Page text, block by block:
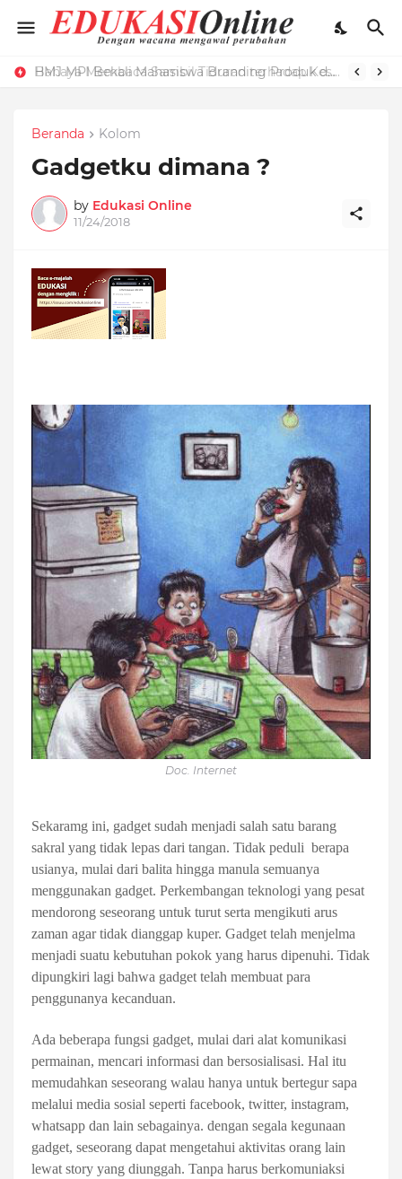
Bahaya Membaca Sambil Tiduran terhadap Kesehatan Mata dan Cara Menghindarinya
HMJ MPI Bekali Mahasiswa Branding Produk dengan Pelatihan Microblog
Beranda Kolom
Gadgetku dimana ?
by Edukasi Online
11/24/2018
Doc. Internet
Sekaramg ini, gadget sudah menjadi salah satu barang
sakral yang tidak lepas dari tangan. Tidak peduli berapa
usianya, mulai dari balita hingga manula semuanya
menggunakan gadget. Perkembangan teknologi yang pesat
mendorong seseorang untuk turut serta mengikuti arus
zaman agar tidak dianggap kuper. Gadget telah menjelma
menjadi suatu kebutuhan pokok yang harus dipenuhi. Tidak
dipungkiri lagi bahwa gadget telah membuat para
penggunanya kecanduan.
Ada beberapa fungsi gadget, mulai dari alat komunikasi
permainan, mencari informasi dan bersosialisasi. Hal itu
memudahkan seseorang walau hanya untuk bertegur sapa
melalui media sosial seperti facebook, twitter, instagram,
whatsapp dan lain sebagainya. dengan segala kegunaan
gadget, seseorang dapat mengetahui aktivitas orang lain
lewat story yang diunggah. Tanpa harus berkomuniaksi